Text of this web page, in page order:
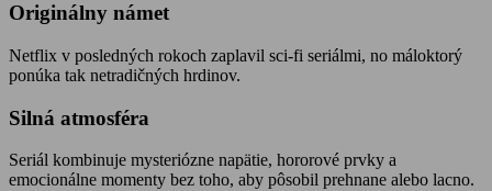
Originálny námet
Netflix v posledných rokoch zaplavil sci-fi seriálmi, no máloktorý
ponúka tak netradičných hrdinov.
Silná atmosféra
Seriál kombinuje mysteriózne napätie, hororové prvky a
emocionálne momenty bez toho, aby pôsobil prehnane alebo lacno.